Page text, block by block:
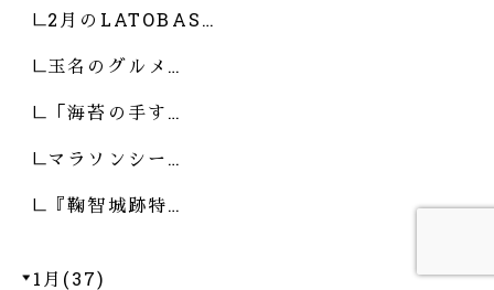
2月のLATOBAS…
玉名のグルメ…
「海苔の手す…
マラソンシー…
『鞠智城跡特…
1月(37)